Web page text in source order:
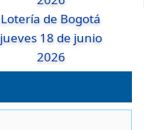
Lotería de Bogotá
jueves 18 de junio
2026